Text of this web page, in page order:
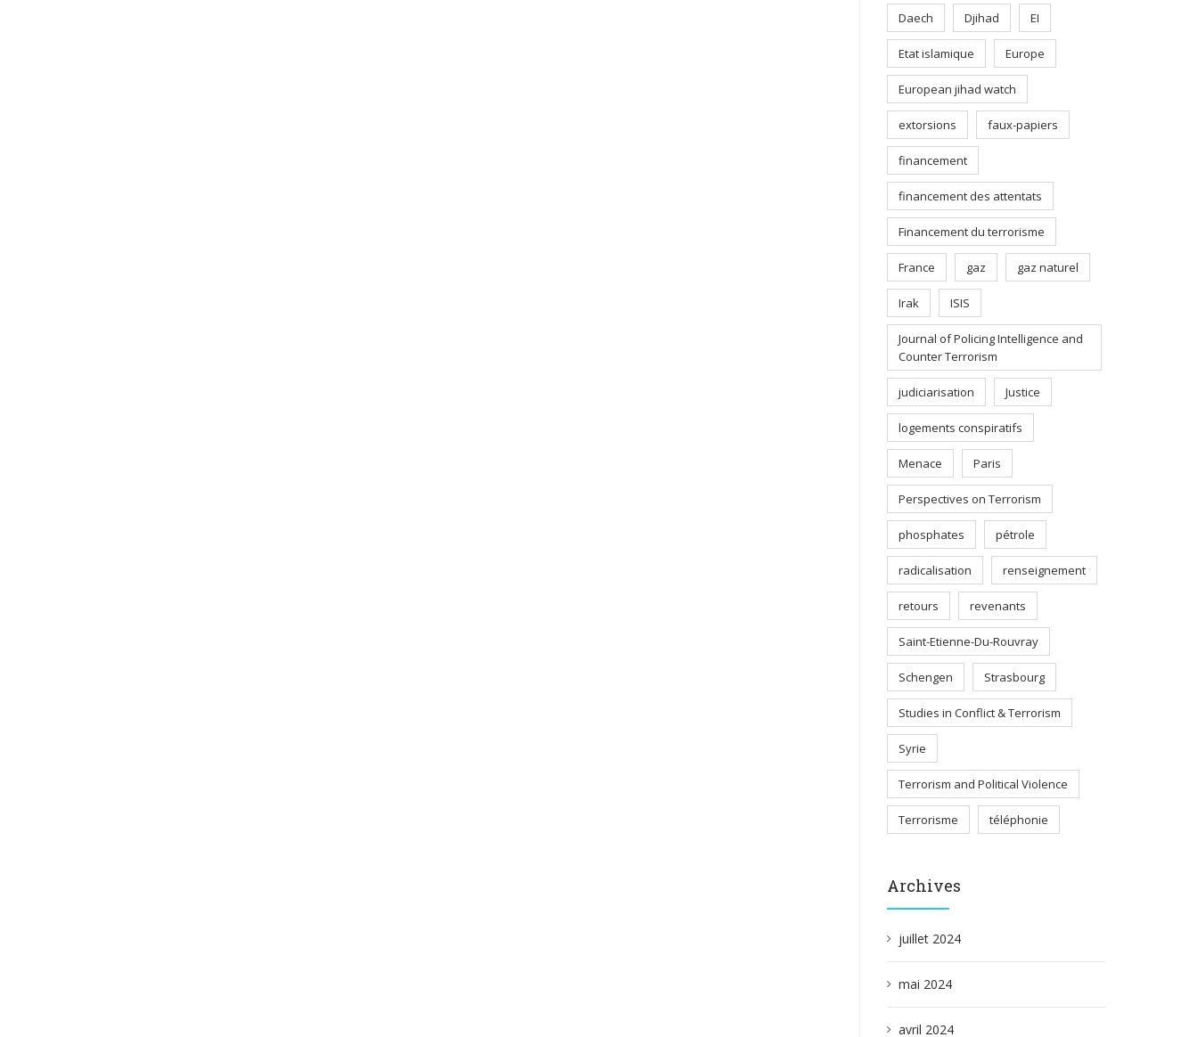
Daech Djihad EI
Etat islamique Europe
European jihad watch
extorsions faux-papiers
financement
financement des attentats
Financement du terrorisme
France gaz gaz naturel
Irak ISIS
Journal of Policing Intelligence and
Counter Terrorism
judiciarisation Justice
logements conspiratifs
Menace Paris
Perspectives on Terrorism
phosphates pétrole
radicalisation renseignement
retours revenants
Saint-Etienne-Du-Rouvray
Schengen Strasbourg
Studies in Conflict & Terrorism
Syrie
Terrorism and Political Violence
Terrorisme téléphonie
Archives
juillet 2024
mai 2024
avril 2024